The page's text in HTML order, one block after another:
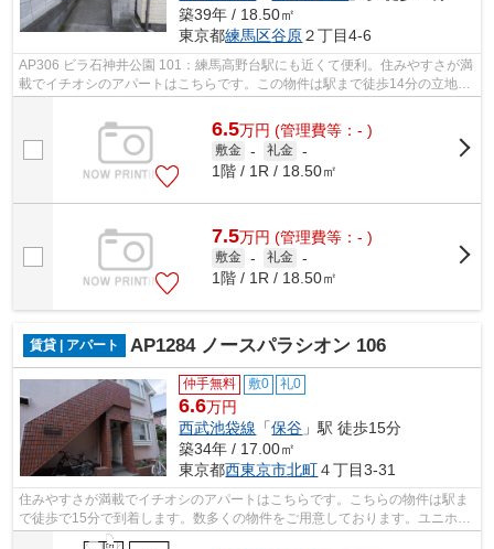
築39年 / 18.50㎡
東京都練馬区谷原２丁目4-6
AP306 ビラ石神井公園 101：練馬高野台駅にも近くて便利。住みやすさが満
載でイチオシのアパートはこちらです。この物件は駅まで徒歩14分の立地で
6.5万円 (管理費等：- )
敷金 - 礼金 -
1階 / 1R / 18.50㎡
7.5万円 (管理費等：- )
敷金 - 礼金 -
1階 / 1R / 18.50㎡
賃貸 | アパート AP1284 ノースパラシオン 106
仲手無料 敷0 礼0
6.6万円
西武池袋線 「保谷 」駅 徒歩15分
築34年 / 17.00㎡
東京都西東京市北町４丁目3-31
住みやすさが満載でイチオシのアパートはこちらです。こちらの物件は駅ま
で徒歩で15分で到着します。数多くの物件をご用意しております。ユニホー
大泉学園店は、お客様にとって有益な...